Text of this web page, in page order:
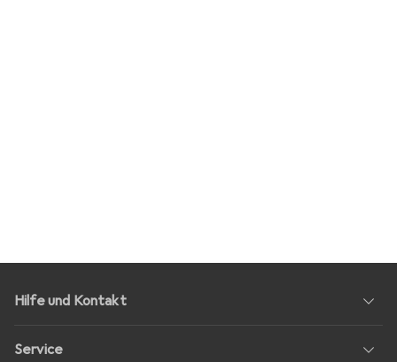
Hilfe und Kontakt
Service